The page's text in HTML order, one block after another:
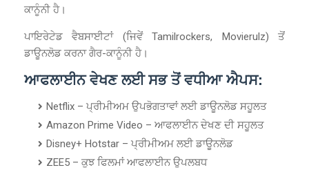
ਕਾਨੂੰਨੀ ਹੈ।
ਪਾਇਰੇਟੇਡ ਵੈਬਸਾਈਟਾਂ (ਜਿਵੇਂ Tamilrockers, Movierulz) ਤੋਂ
ਡਾਊਨਲੋਡ ਕਰਨਾ ਗੈਰ-ਕਾਨੂੰਨੀ ਹੈ।
ਆਫਲਾਈਨ ਵੇਖਣ ਲਈ ਸਭ ਤੋਂ ਵਧੀਆ ਐਪਸ:
Netflix – ਪ੍ਰੀਮੀਅਮ ਉਪਭੋਗਤਾਵਾਂ ਲਈ ਡਾਊਨਲੋਡ ਸਹੂਲਤ
Amazon Prime Video – ਆਫਲਾਈਨ ਦੇਖਣ ਦੀ ਸਹੂਲਤ
Disney+ Hotstar – ਪ੍ਰੀਮੀਅਮ ਲਈ ਡਾਊਨਲੋਡ
ZEE5 – ਕੁਝ ਫਿਲਮਾਂ ਆਫਲਾਈਨ ਉਪਲਬਧ